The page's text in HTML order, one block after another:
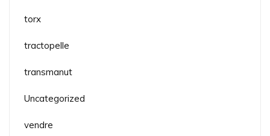
torx
tractopelle
transmanut
Uncategorized
vendre